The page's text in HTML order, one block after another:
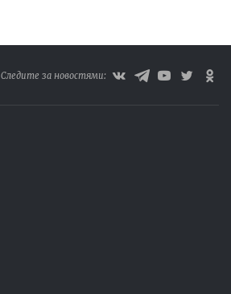
Следите за новостями: